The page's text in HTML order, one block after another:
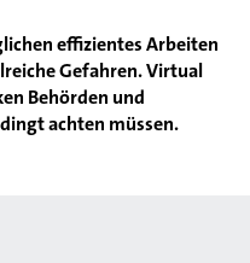
effizientes Arbeiten
Gefahren. Virtual
Behörden und
achten müssen.